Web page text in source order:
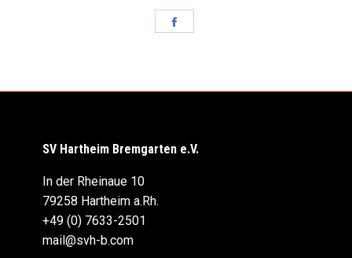
SV Hartheim Bremgarten e.V.
In der Rheinaue 10
79258 Hartheim a.Rh.
+49 (0) 7633-2501
mail@svh-b.com